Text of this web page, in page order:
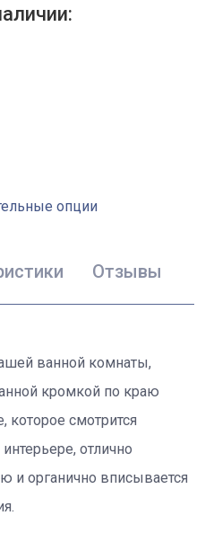
опции
Отзывы
ванной комнаты,
кромкой по краю
которое смотрится
отлично
и органично вписывается